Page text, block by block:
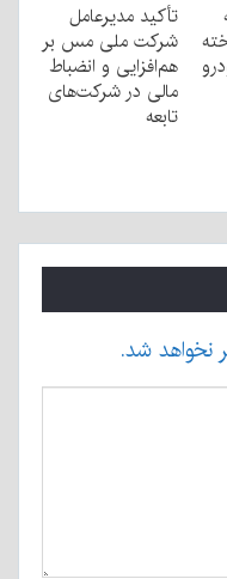
تأکید مدیرعامل
شرکت ملی مس بر
هم‌افزایی و انضباط
مالی در شرکت‌های
تابعه
نخواهد شد.